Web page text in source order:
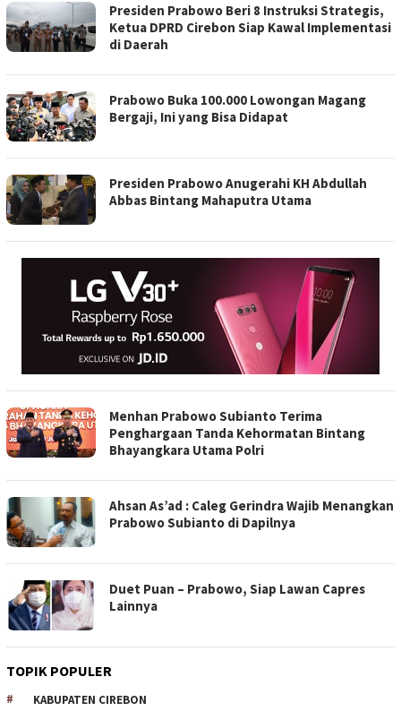
Presiden Prabowo Beri 8 Instruksi Strategis,
Ketua DPRD Cirebon Siap Kawal Implementasi
di Daerah
Prabowo Buka 100.000 Lowongan Magang
Bergaji, Ini yang Bisa Didapat
Presiden Prabowo Anugerahi KH Abdullah
Abbas Bintang Mahaputra Utama
Menhan Prabowo Subianto Terima
Penghargaan Tanda Kehormatan Bintang
Bhayangkara Utama Polri
Ahsan As’ad : Caleg Gerindra Wajib Menangkan
Prabowo Subianto di Dapilnya
Duet Puan – Prabowo, Siap Lawan Capres
Lainnya
TOPIK POPULER
KABUPATEN CIREBON